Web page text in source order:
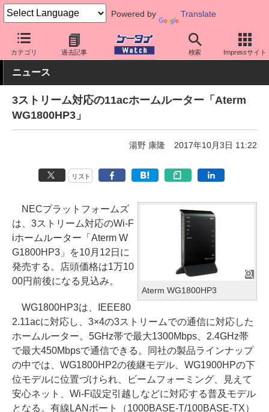
Powered by Translate
カテゴリ 過去記事 検索 Impressサイト
ケータイ Watch 周辺機器/アクセサリー その他
ニュース
3ストリーム対応の11acホームルーター「Aterm
WG1800HP3」
湯野 康隆 2017年10月3日 11:22
リスト
Aterm WG1800HP3
NECプラットフォームズ
は、3ストリーム対応のWi-F
iホームルーター「Aterm W
G1800HP3」を10月12日に
発売する。店頭価格は1万10
00円前後になる見込み。
WG1800HP3は、IEEE80
2.11acに対応し、3×4の3ストリームでの通信に対応した
ホームルーター。5GHz帯で最大1300Mbps、2.4GHz帯
で最大450Mbpsで通信できる。同社の製品ラインナップ
の中では、WG1800HP2の後継モデル、WG1900HPの下
位モデルに位置づけられ、ビームフォーミング、見えて
安心ネット、Wi-Fi設定引越しなどに対応する普及モデル
となる。有線LANポート（1000BASE-T/100BASE-TX）